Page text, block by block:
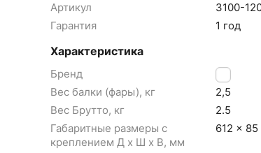
Артикул
3100-
Гарантия
1 год
Характеристика
Бренд
LB
Вес балки (фары), кг
2,5
Вес Брутто, кг
2.5
Габаритные размеры с
креплением Д x Ш x В, мм
612 × 85